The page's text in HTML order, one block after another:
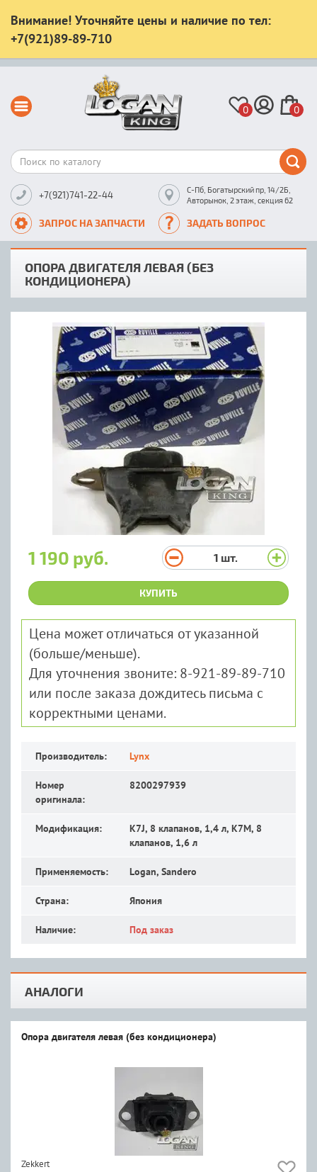
Внимание! Уточняйте цены и наличие по тел:
+7(921)89-89-710
0 0
+7(921)741-22-44
С-Пб, Богатырский пр, 14/2Б,
Авторынок, 2 этаж, секция 62
ЗАПРОС НА ЗАПЧАСТИ ЗАДАТЬ ВОПРОС
ОПОРА ДВИГАТЕЛЯ ЛЕВАЯ (БЕЗ
КОНДИЦИОНЕРА)
1 190 руб. 1 шт.
КУПИТЬ
Цена может отличаться от указанной
(больше/меньше).
Для уточнения звоните: 8-921-89-89-710
или после заказа дождитесь письма с
корректными ценами.
Производитель: Lynx
Номер
оригинала:
8200297939
Модификация:
K7J, 8 клапанов, 1,4 л, K7M, 8
клапанов, 1,6 л
Применяемость: Logan, Sandero
Страна: Япония
Наличие: Под заказ
АНАЛОГИ
Опора двигателя левая (без кондиционера)
Zekkert